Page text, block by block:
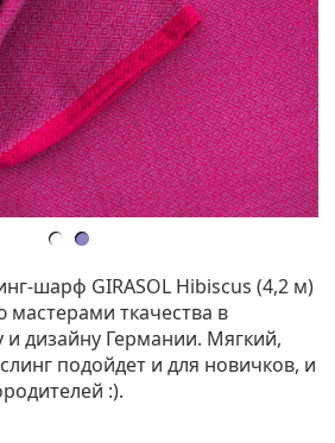
шарф GIRASOL Hibiscus (4,2 м)
мастерами ткачества в
и дизайну Германии. Мягкий,
подойдет и для новичков, и
:).